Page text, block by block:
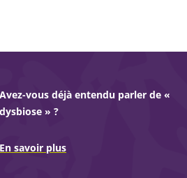
Avez-vous déjà entendu parler de «
dysbiose » ?
En savoir plus